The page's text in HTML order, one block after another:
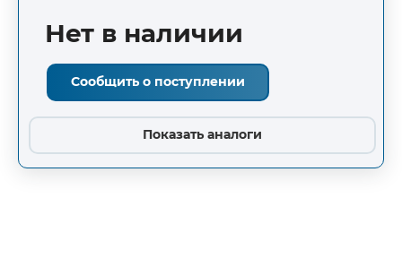
Нет в наличии
Сообщить о поступлении
Показать аналоги